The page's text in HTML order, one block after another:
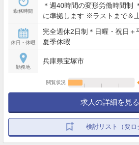
勤務時間
＊週40時間の変形労働時間制
に準拠します ※ラストまで＆
休日・休暇
完全週休2日制＊日曜・祝日
夏季休暇
勤務地
兵庫県宝塚市
閲覧状況
求人の詳細を見る
検討リスト（要ロ